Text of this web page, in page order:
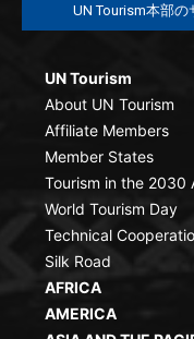
UN Tourism本部
UN Tourism
About UN Tourism
Affiliate Members
Member States
Tourism in the 2030
World Tourism Day
Technical
Silk Road
AFRICA
AMERICA